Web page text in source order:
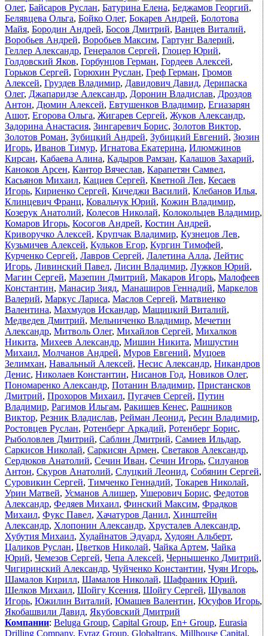
Олег, Байсаров Руслан, Батурина Елена, Беджамов Георгий,
Белявцева Ольга, Бойко Олег, Бокарев Андрей, Болотова
Майя, Бородин Андрей, Босов Дмитрий, Ванцев Виталий,
Воробьев Андрей, Воробьев Максим, Гартунг Валерий,
Геллер Александр, Генералов Сергей, Глоцер Юрий,
Голдовский Яков, Горбунцов Герман, Гордеев Алексей,
Горьков Сергей, Горюхин Руслан, Греф Герман, Громов
Алексей, Груздев Владимир, Давидович Давид, Дерипаска
Олег, Джапаридзе Александр, Доронин Владислав, Дроздов
Антон, Дюмин Алексей, Евтушенков Владимир, Егиазарян
Ашот, Егорова Ольга, Жигарев Сергей, Жуков Александр,
Задорина Анастасия, Зингаревич Борис, Золотов Виктор,
Золотов Роман, Зубицкий Андрей, Зубицкий Евгений, Зюзин
Игорь, Иванов Тимур, Игнатова Екатерина, Илюмжинов
Кирсан, Кабаева Алина, Кадыров Рамзан, Калашов Захарий,
Каноков Арсен, Кантор Вячеслав, Карапетян Самвел,
Касьянов Михаил, Кациев Сергей, Кветной Лев, Кесаев
Игорь, Кириенко Сергей, Кичеджи Василий, Клебанов Илья,
Клинцевич Франц, Ковальчук Юрий, Кожин Владимир,
Козерук Анатолий, Колесов Николай, Колокольцев Владимир,
Комаров Игорь, Косогов Андрей, Костин Андрей,
Криворучко Алексей, Крупчак Владимир, Кузнецов Лев,
Кузьмичев Алексей, Кульков Егор, Кургин Тимофей,
Курченко Сергей, Лавров Сергей, Лалетина Алла, Лейтис
Игорь, Ливинский Павел, Лисин Владимир, Лужков Юрий,
Магин Сергей, Мазепин Дмитрий, Макаров Игорь, Малофеев
Константин, Манасир Зияд, Манаширов Геннадий, Маркелов
Валерий, Маркус Лариса, Маслов Сергей, Матвиенко
Валентина, Махмудов Искандар, Мащицкий Виталий,
Медведев Дмитрий, Мельниченко Владимир, Мечетин
Александр, Митволь Олег, Михайлов Сергей, Михалков
Никита, Михеев Александр, Мишин Никита, Мишустин
Михаил, Молчанов Андрей, Муров Евгений, Муцоев
Зелимхан, Навальный Алексей, Несис Александр, Никандров
Денис, Николаев Константин, Нисанов Год, Новиков Олег,
Пономаренко Александр, Потанин Владимир, Пристансков
Дмитрий, Прохоров Михаил, Пугачев Сергей, Путин
Владимир, Рагимов Ильгам, Ракишев Кенес, Рашников
Виктор, Резник Владислав, Рейман Леонид, Ресин Владимир,
Ростовцев Руслан, Ротенберг Аркадий, Ротенберг Борис,
Рыболовлев Дмитрий, Саблин Дмитрий, Самиев Ильдар,
Саркисов Николай, Саркисян Армен, Светаков Александр,
Сердюков Анатолий, Сечин Иван, Сечин Игорь, Силуанов
Антон, Скуров Анатолий, Слуцкий Леонид, Собянин Сергей,
Суровикин Сергей, Тимченко Геннадий, Токарев Николай,
Урин Матвей, Усманов Алишер, Ушерович Борис, Федотов
Александр, Федяев Михаил, Финский Максим, Фрадков
Михаил, Фукс Павел, Хачатуров Данил, Хинштейн
Александр, Хлопонин Александр, Хрусталев Александр,
Хубутия Михаил, Худайнатов Эдуард, Худоян Альберт,
Цаликов Руслан, Цветков Николай, Чайка Артем, Чайка
Юрий, Чемезов Сергей, Чепа Алексей, Чернышенко Дмитрий,
Чигиринский Александр, Чуйченко Константин, Чуян Игорь,
Шамалов Кирилл, Шамалов Николай, Шафраник Юрий,
Шелков Михаил, Шойгу Ксения, Шойгу Сергей, Шувалов
Игорь, Южилин Виталий, Юмашев Валентин, Юсуфов Игорь,
Якобашвили Давид, Якубовский Дмитрий
Компании: Beluga Group, Capital Group, En+ Group, Eurasia
Drilling Company, Evraz Group, Globaltrans, Millhouse Capital,